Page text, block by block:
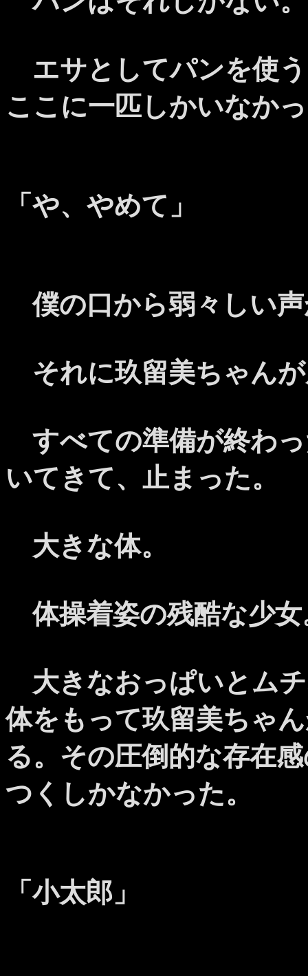
エサとしてパンを使
ここに一匹しかいなか
「や、やめて」
僕の口から弱々しい
それに玖留美ちゃん
すべての準備が終わ
いてきて、止まった。
大きな体。
体操着姿の残酷な少女
大きなおっぱいとム
体をもって玖留美ちゃ
る。その圧倒的な存在
つくしかなかった。
「小太郎」